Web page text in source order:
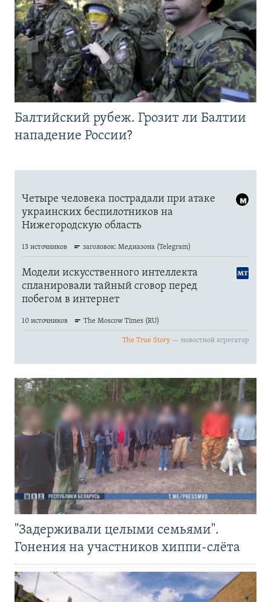
Балтийский рубеж. Грозит ли Балтии
нападение России?
"Задерживали целыми семьями".
Гонения на участников хиппи-слёта